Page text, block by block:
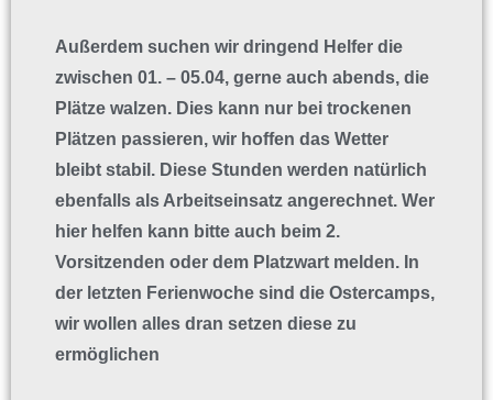
Außerdem suchen wir dringend Helfer die
zwischen 01. – 05.04, gerne auch abends, die
Plätze walzen. Dies kann nur bei trockenen
Plätzen passieren, wir hoffen das Wetter
bleibt stabil. Diese Stunden werden natürlich
ebenfalls als Arbeitseinsatz angerechnet. Wer
hier helfen kann bitte auch beim 2.
Vorsitzenden oder dem Platzwart melden. In
der letzten Ferienwoche sind die Ostercamps,
wir wollen alles dran setzen diese zu
ermöglichen